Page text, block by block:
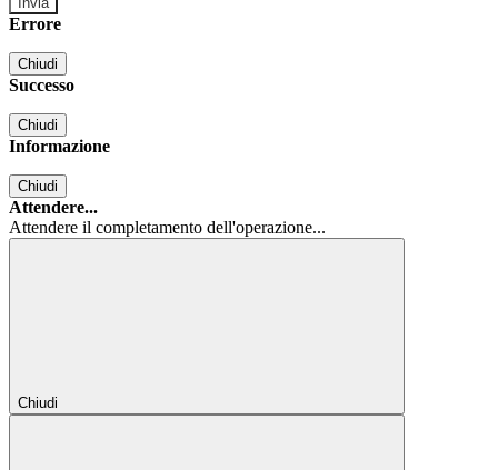
Errore
Chiudi
Successo
Chiudi
Informazione
Chiudi
Attendere...
Attendere il completamento dell'operazione...
Chiudi